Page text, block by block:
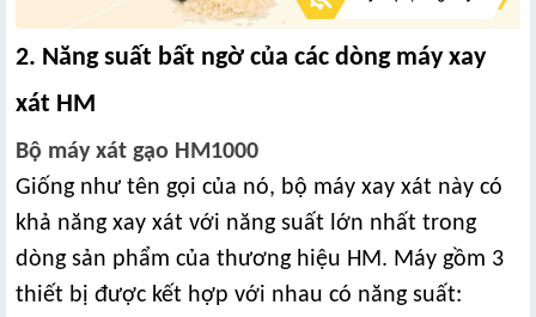
2. Năng suất bất ngờ của các dòng máy xay
xát HM
Bộ máy xát gạo HM1000
Giống như tên gọi của nó, bộ máy xay xát này có
khả năng xay xát với năng suất lớn nhất trong
dòng sản phẩm của thương hiệu HM. Máy gồm 3
thiết bị được kết hợp với nhau có năng suất: